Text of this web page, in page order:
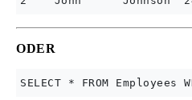
ODER